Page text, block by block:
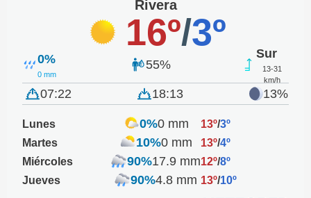
Rivera
16º/3º
0%
0 mm
55%
Sur
13-31
km/h
07:22 18:13 13%
Lunes 0%0 mm 13º/3º
Martes
10%0 mm 13º/4º
Miércoles
90%17.9 mm12º/8º
Jueves
90%4.8 mm 13º/10º